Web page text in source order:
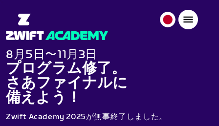
日
8月5日〜11月3日
プログラム修了。
さあファイナルに
備えよう！
Zwift Academy 2025が無事終了しました。